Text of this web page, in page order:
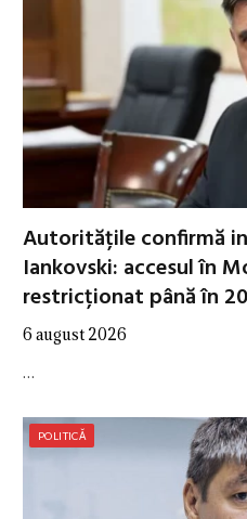
Autoritățile confirmă
Iankovski: accesul în
restricționat până în
6 august 2026
…
POLITICĂ